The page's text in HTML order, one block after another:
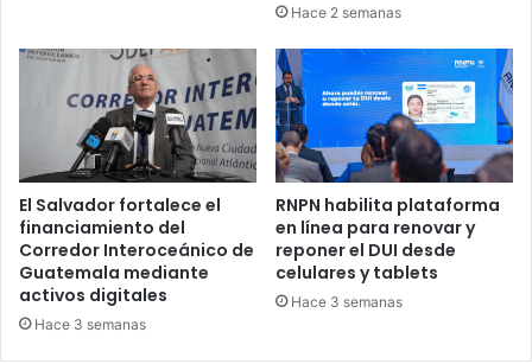
Hace 2 semanas
El Salvador fortalece el
financiamiento del
Corredor Interoceánico de
Guatemala mediante
activos digitales
Hace 3 semanas
RNPN habilita plataforma
en línea para renovar y
reponer el DUI desde
celulares y tablets
Hace 3 semanas